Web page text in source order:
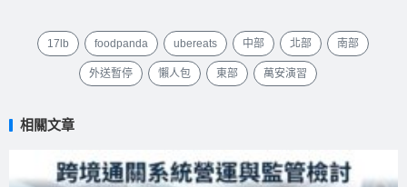
17lb foodpanda ubereats 中部 北部 南部
外送暫停 懶人包 東部 萬安演習
相關文章